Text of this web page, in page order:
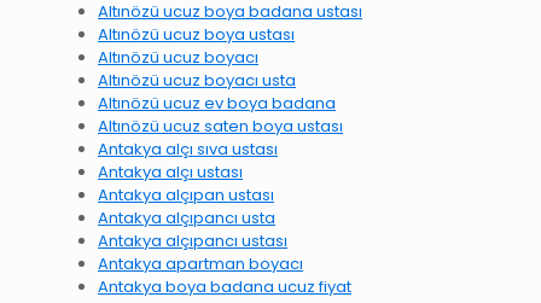
Altınözü ucuz boya badana ustası
Altınözü ucuz boya ustası
Altınözü ucuz boyacı
Altınözü ucuz boyacı usta
Altınözü ucuz ev boya badana
Altınözü ucuz saten boya ustası
Antakya alçı sıva ustası
Antakya alçı ustası
Antakya alçıpan ustası
Antakya alçıpancı usta
Antakya alçıpancı ustası
Antakya apartman boyacı
Antakya boya badana ucuz fiyat